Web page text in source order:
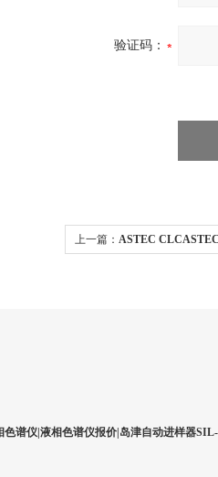
验证码：
上一篇： ASTEC
色谱仪|液相色谱仪报价|岛津自动进样器